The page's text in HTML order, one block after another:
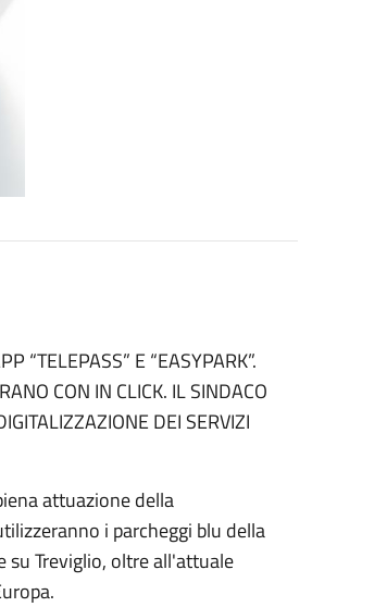
“TELEPASS” E “EASYPARK”.
CON IN CLICK. IL SINDACO
DEI SERVIZI
attuazione della
i parcheggi blu della
Treviglio, oltre all'attuale